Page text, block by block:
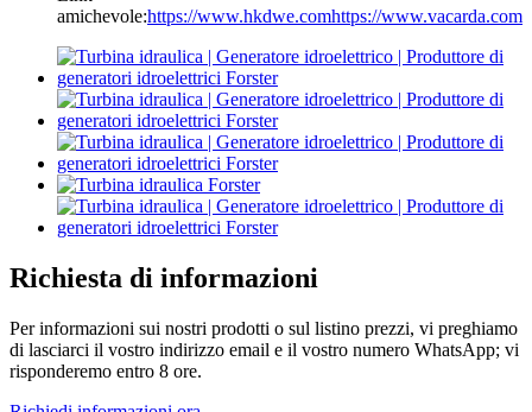
amichevole:https://www.hkdwe.comhttps://www.vacarda.com
Richiesta di informazioni
Per informazioni sui nostri prodotti o sul listino prezzi, vi preghiamo
di lasciarci il vostro indirizzo email e il vostro numero WhatsApp; vi
risponderemo entro 8 ore.